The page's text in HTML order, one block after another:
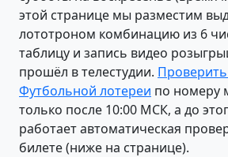
этой странице мы разместим
лототроном комбинацию из 6
таблицу и запись видео
прошёл в телестудии.
Футбольной лотереи по номеру
только после 10:00 МСК, а до
работает автоматическая
билете (ниже на странице).